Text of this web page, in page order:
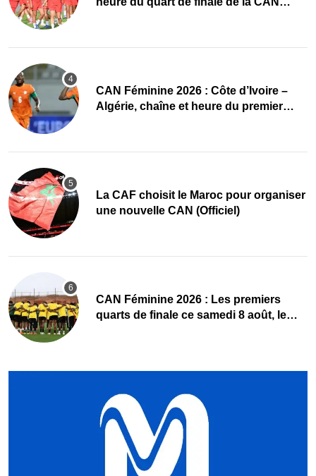
CAN Féminine 2026 : Côte d’Ivoire –
Algérie, chaîne et heure du premier
La CAF choisit le Maroc pour organiser
une nouvelle CAN (Officiel)
CAN Féminine 2026 : Les premiers
quarts de finale ce samedi 8 août, le